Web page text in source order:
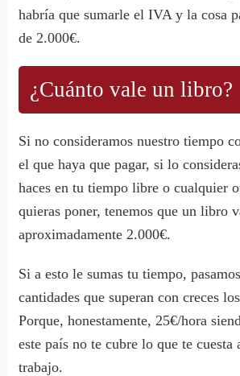
habría que sumarle el IVA y la cosa
de 2.000€.
¿Cuánto vale un libro?
Si no consideramos nuestro tiempo
el que haya que pagar, si lo
haces en tu tiempo libre o cualquier
quieras poner, tenemos que un libro
aproximadamente 2.000€.
Si a esto le sumas tu tiempo,
cantidades que superan con creces
Porque, honestamente, 25€/hora
este país no te cubre lo que te cuesta
trabajo.